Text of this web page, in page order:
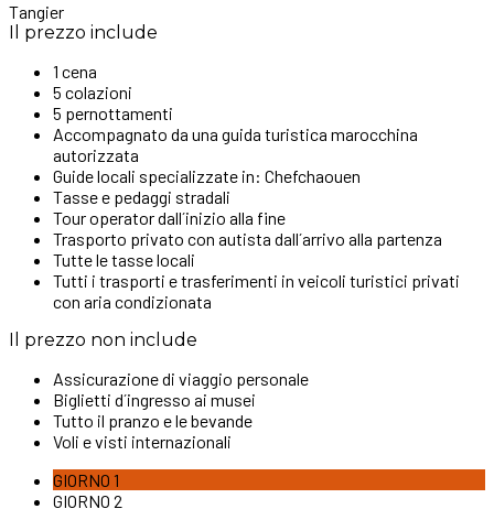
Tangier
Il prezzo include
1 cena
5 colazioni
5 pernottamenti
Accompagnato da una guida turistica marocchina
autorizzata
Guide locali specializzate in: Chefchaouen
Tasse e pedaggi stradali
Tour operator dall´inizio alla fine
Trasporto privato con autista dall´arrivo alla partenza
Tutte le tasse locali
Tutti i trasporti e trasferimenti in veicoli turistici privati
con aria condizionata
Il prezzo non include
Assicurazione di viaggio personale
Biglietti d´ingresso ai musei
Tutto il pranzo e le bevande
Voli e visti internazionali
GIORNO 1
GIORNO 2